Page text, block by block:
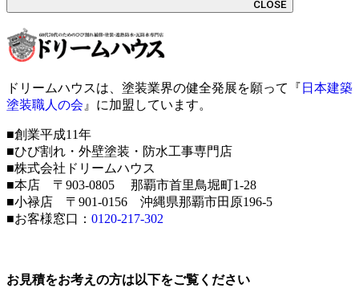
CLOSE
ドリームハウスは、塗装業界の健全発展を願って『 日本建築
塗装職人の会 』に加盟しています。
■創業平成11年
■ひび割れ・外壁塗装・防水工事専門店
■株式会社ドリームハウス
■本店 〒903-0805 那覇市首里鳥堀町1-28
■小禄店 〒901-0156 沖縄県那覇市田原196-5
■お客様窓口： 0120-217-302
お見積をお考えの方は以下をご覧ください